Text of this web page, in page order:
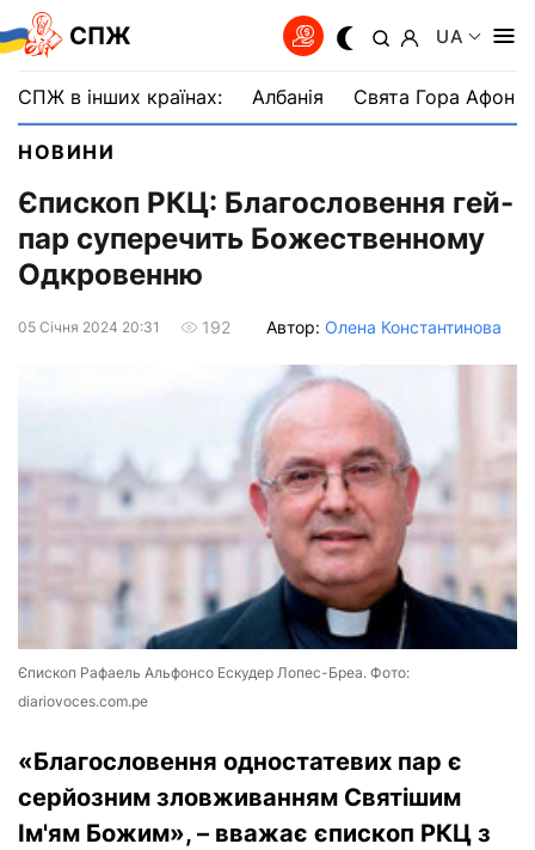
СПЖ UA
СПЖ в інших країнах: Албанія Свята Гора Афон
НОВИНИ
Єпископ РКЦ: Благословення гей-
пар суперечить Божественному
Одкровенню
05 Сiчня 2024 20:31 192 Автор: Олена Константинова
Єпископ Рафаель Альфонсо Ескудер Лопес-Бреа. Фото:
diariovoces.com.pe
«Благословення одностатевих пар є
серйозним зловживанням Святішим
Ім'ям Божим», – вважає єпископ РКЦ з